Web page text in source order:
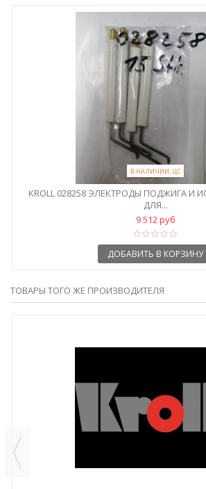
В НАЛИЧИИ, ЦС
KROLL 028258 ЭЛЕКТРОДЫ ПОДЖИГА И
ДЛЯ...
9 512 руб
ДОБАВИТЬ В КОРЗИНУ
ТОВАРЫ ТОГО ЖЕ ПРОИЗВОДИТЕЛЯ